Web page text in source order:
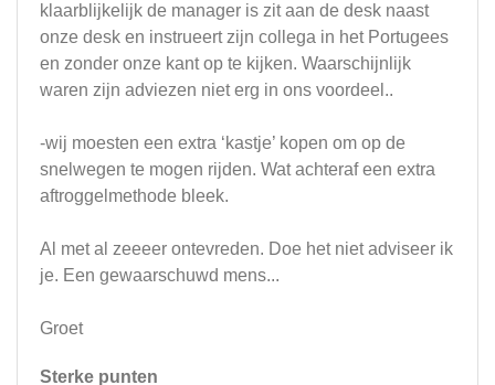
klaarblijkelijk de manager is zit aan de desk naast
onze desk en instrueert zijn collega in het Portugees
en zonder onze kant op te kijken. Waarschijnlijk
waren zijn adviezen niet erg in ons voordeel..
-wij moesten een extra ‘kastje’ kopen om op de
snelwegen te mogen rijden. Wat achteraf een extra
aftroggelmethode bleek.
Al met al zeeeer ontevreden. Doe het niet adviseer ik
je. Een gewaarschuwd mens...
Groet
Sterke punten